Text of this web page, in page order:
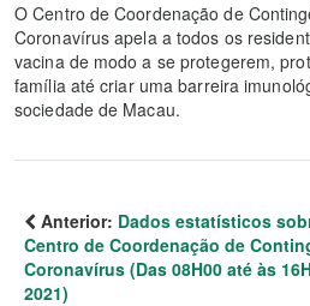
O Centro de Coordenação de
Coronavírus apela a todos os
vacina de modo a se protegerem,
família até criar uma barreira
sociedade de Macau.
Anterior: Dados estatísticos
Centro de Coordenação de
Coronavírus (Das 08H00 até às
2021)